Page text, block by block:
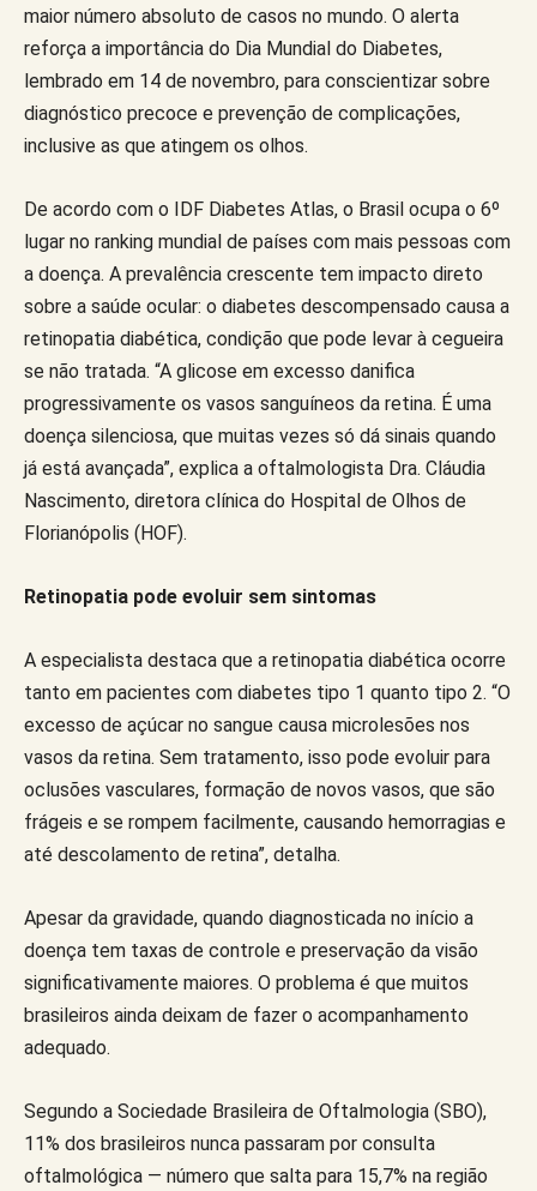
maior número absoluto de casos no mundo. O alerta
reforça a importância do Dia Mundial do Diabetes,
lembrado em 14 de novembro, para conscientizar sobre
diagnóstico precoce e prevenção de complicações,
inclusive as que atingem os olhos.
De acordo com o IDF Diabetes Atlas, o Brasil ocupa o 6º
lugar no ranking mundial de países com mais pessoas com
a doença. A prevalência crescente tem impacto direto
sobre a saúde ocular: o diabetes descompensado causa a
retinopatia diabética, condição que pode levar à cegueira
se não tratada. “A glicose em excesso danifica
progressivamente os vasos sanguíneos da retina. É uma
doença silenciosa, que muitas vezes só dá sinais quando
já está avançada”, explica a oftalmologista Dra. Cláudia
Nascimento, diretora clínica do Hospital de Olhos de
Florianópolis (HOF).
Retinopatia pode evoluir sem sintomas
A especialista destaca que a retinopatia diabética ocorre
tanto em pacientes com diabetes tipo 1 quanto tipo 2. “O
excesso de açúcar no sangue causa microlesões nos
vasos da retina. Sem tratamento, isso pode evoluir para
oclusões vasculares, formação de novos vasos, que são
frágeis e se rompem facilmente, causando hemorragias e
até descolamento de retina”, detalha.
Apesar da gravidade, quando diagnosticada no início a
doença tem taxas de controle e preservação da visão
significativamente maiores. O problema é que muitos
brasileiros ainda deixam de fazer o acompanhamento
adequado.
Segundo a Sociedade Brasileira de Oftalmologia (SBO),
11% dos brasileiros nunca passaram por consulta
oftalmológica — número que salta para 15,7% na região